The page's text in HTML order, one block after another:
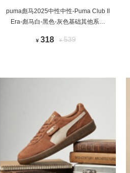
puma彪马2025中性中性-Puma Club II
Era-彪马白-黑色-灰色基础其他系列
¥ 318 ¥539